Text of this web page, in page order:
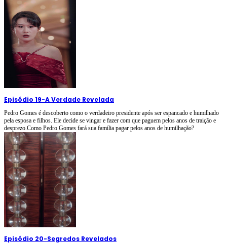
Episódio 19-A Verdade Revelada
Pedro Gomes é descoberto como o verdadeiro presidente após ser espancado e humilhado
pela esposa e filhos. Ele decide se vingar e fazer com que paguem pelos anos de traição e
desprezo.Como Pedro Gomes fará sua família pagar pelos anos de humilhação?
Episódio 20-Segredos Revelados